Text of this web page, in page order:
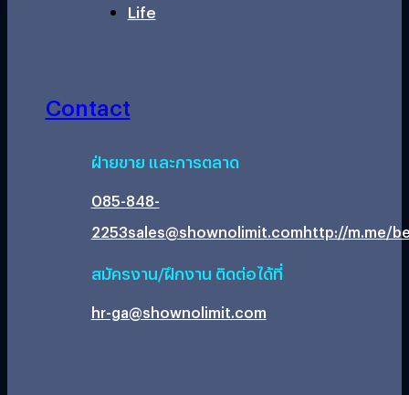
Life
Contact
ฝ่ายขาย และการตลาด
085-848-
2253sales@shownolimit.comhttp://m.me/
สมัครงาน/ฝึกงาน ติดต่อได้ที่
hr-ga@shownolimit.com